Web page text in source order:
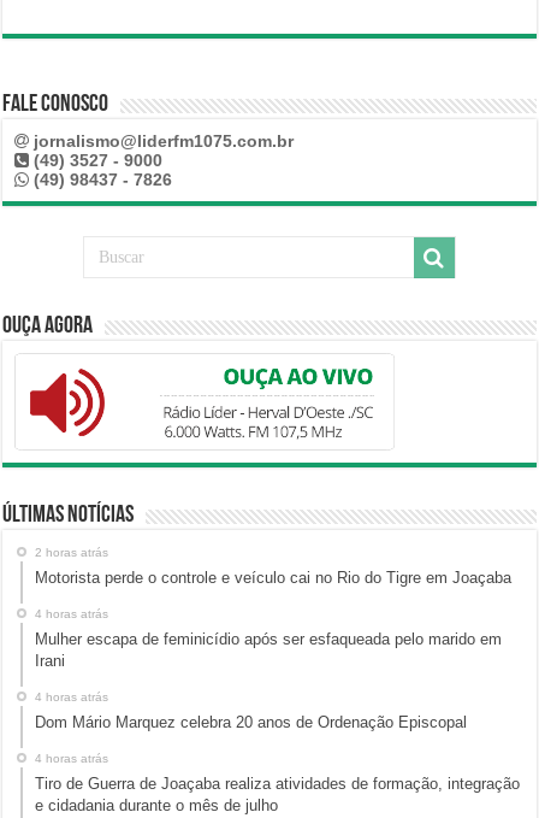
Fale Conosco
jornalismo@liderfm1075.com.br
(49) 3527 - 9000
(49) 98437 - 7826
Ouça Agora
Últimas Notícias
2 horas atrás
Motorista perde o controle e veículo cai no Rio do Tigre em Joaçaba
4 horas atrás
Mulher escapa de feminicídio após ser esfaqueada pelo marido em
Irani
4 horas atrás
Dom Mário Marquez celebra 20 anos de Ordenação Episcopal
4 horas atrás
Tiro de Guerra de Joaçaba realiza atividades de formação, integração
e cidadania durante o mês de julho